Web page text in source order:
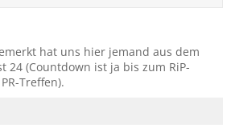
hat uns hier jemand aus dem
24 (Countdown ist ja bis zum RiP-
Treffen).